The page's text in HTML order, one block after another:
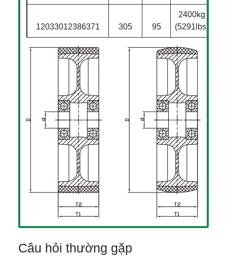
12033012386371 305 95
2400kg
(5291lbs)
Câu hỏi thường gặp